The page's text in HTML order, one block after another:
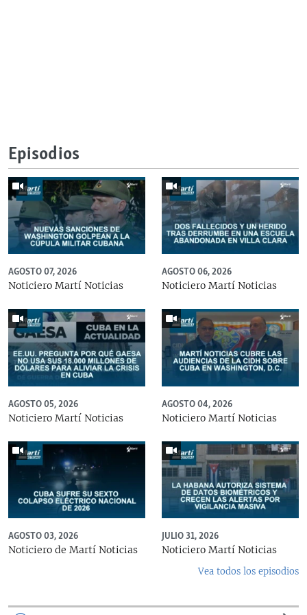
Episodios
AGOSTO 07, 2026
Noticiero Martí Noticias
AGOSTO 06, 2026
Noticiero Martí Noticias
AGOSTO 05, 2026
Noticiero Martí Noticias
AGOSTO 04, 2026
Noticiero Martí Noticias
AGOSTO 03, 2026
Noticiero de Martí Noticias
JULIO 31, 2026
Noticiero Martí Noticias
Vea todos los episodios